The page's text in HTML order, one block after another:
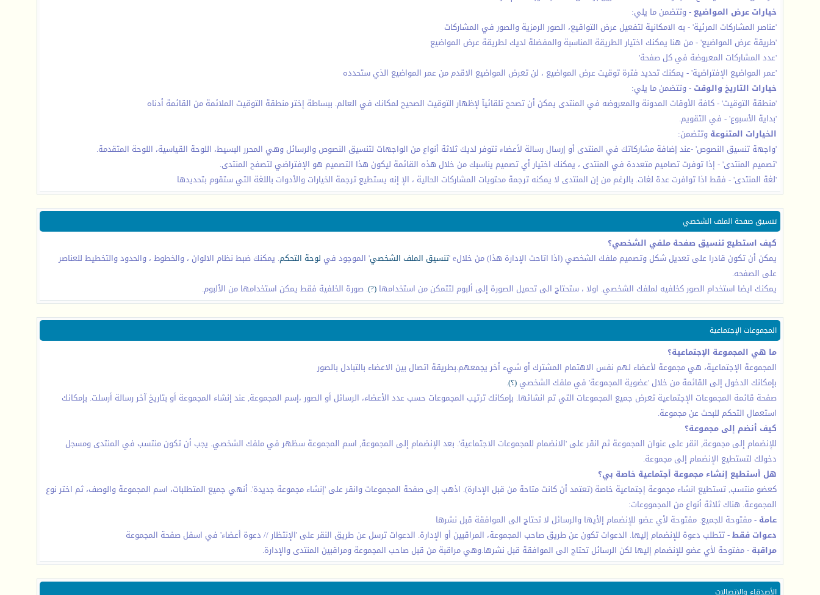
خيارات عرض المواضيع - وتتضمن ما يلي:
'عناصر المشاركات المرئية' - به الامكانية لتفعيل عرض التواقيع، الصور الرمزية والصور في المشاركات
'طريقة عرض المواضيع' - من هنا يمكنك اختيار الطريقة المناسبة والمفضلة لديك لطريقة عرض المواضيع
'عدد المشاركات المعروضة في كل صفحة'
'عمر المواضيع الإفتراضية' - يمكنك تحديد فترة توقيت عرض المواضيع ، لن تعرض المواضيع الاقدم من عمر المواضيع الذي ستحدده
خيارات التاريخ والوقت - وتتضمن ما يلي:
'منطقة التوقيت' - كافة الأوقات المدونة والمعروضه في المنتدى يمكن أن تصحح تلقائيآ لإظهار التوقيت الصحيح لمكانك في العالم. ببساطة إختر منطقة التوقيت الملائمة من القائمة أدناه
'بداية الأسبوع' - في التقويم.
الخيارات المتنوعة وتتضمن:
'واجهة تنسيق النصوص' -عند إضافة مشاركاتك في المنتدى أو إرسال رسالة لأعضاء تتوفر لديك ثلاثة أنواع من الواجهات لتنسيق النصوص والرسائل وهي المحرر البسيط، اللوحة القياسية، اللوحة المتقدمة.
'تصميم المنتدى' - إذا توفرت تصاميم متعددة في المنتدى ، يمكنك اختيار أي تصميم يناسبك من خلال هذه القائمة ليكون هذا التصميم هو الإفتراضي لتصفح المنتدى.
'لغة المنتدى' - فقط اذا توافرت عدة لغات. بالرغم من إن المنتدى لا يمكنه ترجمة محتويات المشاركات الحالية ، الإ إنه يستطيع ترجمة الخيارات والأدوات باللغة التي ستقوم بتحديدها
تنسيق صفحة الملف الشخصي
كيف استطيع تنسيق صفحة ملفي الشخصي؟
يمكن أن تكون قادرا على تعديل شكل وتصميم ملفك الشخصي (اذا اتاحت الإدارة هذا) من خلالe ' تنسيق الملف الشخصي' الموجود في لوحة التحكم. يمكنك ضبط نظام الالوان ، والخطوط ، والحدود والتخطيط للعناصر
على الصفحه.
يمكنك ايضا استخدام الصور كخلفيه لملفك الشخصي. اولا ، ستحتاج الى تحميل الصورة إلى ألبوم لتتمكن من استخدامها (?). صورة الخلفية فقط يمكن استخدامها من الألبوم.
المجموعات الإجتماعية
ما هي المجموعة الإجتماعية؟
المجموعة الإجتماعية، هي مجموعة لأعضاء لهم نفس الاهتمام المشترك أو شيء أخر يجمعهم.بطريقة اتصال بين الاعضاء بالتبادل بالصور
بإمكانك الدخول إلى القائمة من خلال 'عضوية المجموعة' في ملفك الشخصي (؟).
صفحة قائمة المجموعات الإجتماعية تعرض جميع المجموعات التي تم انشائها. بإمكانك ترتيب المجموعات حسب عدد الأعضاء، الرسائل أو الصور ،إسم المجموعة, عند إنشاء المجموعة أو بتاريخ آخر رسالة أرسلت. بإمكانك
استعمال التحكم للبحث عن مجموعة.
كيف أنضم إلى مجموعة؟
للإنضمام إلى مجموعة, انقر على عنوان المجموعة ثم انقر على 'الانضمام للمجموعات الاجتماعية'. بعد الإنضمام إلى المجموعة, اسم المجموعة سظهر في ملفك الشخصي. يجب أن تكون منتسب في المنتدى ومسجل
دخولك لتستطيع الإنضمام إلى مجموعة.
هل أستطيع إنشاء مجموعة أجتماعية خاصة بي؟
كعضو منتسب, تستطيع انشاء مجموعة إجتماعية خاصة (تعتمد أن كانت متاحة من قبل الإدارة). اذهب إلى صفحة المجموعات وانقر على 'إنشاء مجموعة جديدة'. أنهي جميع المتطلبات، اسم المجموعة والوصف، ثم اختر نوع
المجموعة. هناك ثلاثة أنواع من المجمووعات:
عامة - مفتوحة للجميع. مفتوحة لأي عضو للإنضمام إلأيها والرسائل لا تحتاج الى الموافقة قبل نشرها
دعوات فقط- تتطلب دعوة للإنضمام إليها. الدعوات تكون عن طريق صاحب المجموعة، المراقبين أو الإدارة. الدعوات ترسل عن طريق النقر على 'الإنتظار // دعوة أعضاء' في اسفل صفحة المجموعة
مراقبة - مفتوحة لأي عضو للإنضمام إليها لكن الرسائل تحتاج الى الموافقة قبل نشرها.وهي مراقبة من قبل صاحب المجموعة ومراقبين المنتدى والإدارة.
الأصدقاء والاتصالات